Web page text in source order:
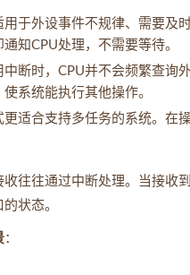
用于外设事件不规律、需要及
知CPU处理，不需要等待。
中断时，CPU并不会频繁查询
系统能执行其他操作。
更适合支持多任务的系统。在
往往通过中断处理。当接收
状态。
：